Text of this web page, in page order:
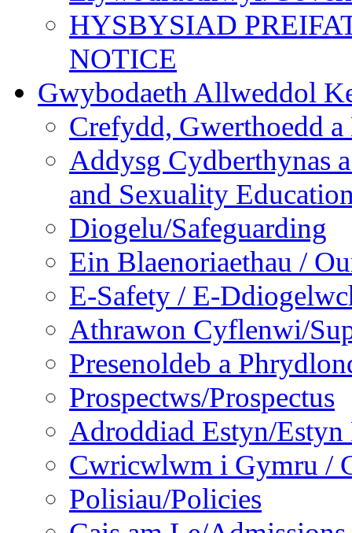
HYSBYSIAD
NOTICE
Gwybodaeth Allweddol
Crefydd, Gwerthoedd
Addysg Cydberthynas
and Sexuality
Diogelu/Safeguarding
Ein Blaenoriaethau /
E-Safety / E-
Athrawon Cyflenwi/
Presenoldeb a
Prospectws/Prospectus
Adroddiad Estyn/Estyn
Cwricwlwm i Gymru /
Polisiau/Policies